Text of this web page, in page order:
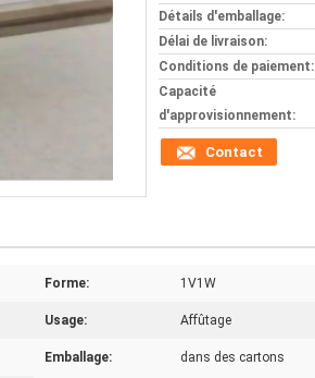
Détails d'emballage:
Délai de livraison:
Conditions de paiement:
Capacité
d'approvisionnement:
Contact
Forme: 1V1W
Usage: Affûtage
Emballage: dans des cartons